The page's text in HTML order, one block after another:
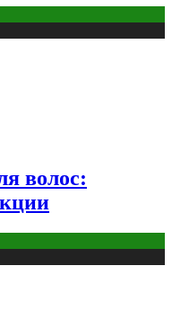
волос: